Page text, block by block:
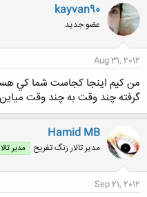
kayvan90
عضو جدید
Aug 31, 2012
من كيم اينجا كجاست شما كي
گرفته چند وقت به چند وقت
Hamid MB
مدیر تالار زنگ تفریح مدیر
Sep 21, 2012